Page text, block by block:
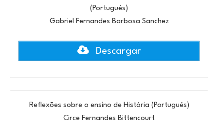
(Portugués)
Gabriel Fernandes Barbosa Sanchez
Descargar
Reflexões sobre o ensino de História (Portugués)
Circe Fernandes Bittencourt